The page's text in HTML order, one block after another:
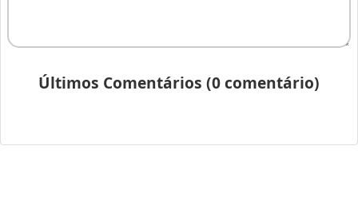
Últimos Comentários (0 comentário)